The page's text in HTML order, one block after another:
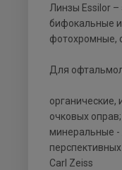
Линзы Essilor –
бифокальные
фотохромные,
Для
органические,
очковых оправ;
минеральные -
перспективных
Carl Zeiss